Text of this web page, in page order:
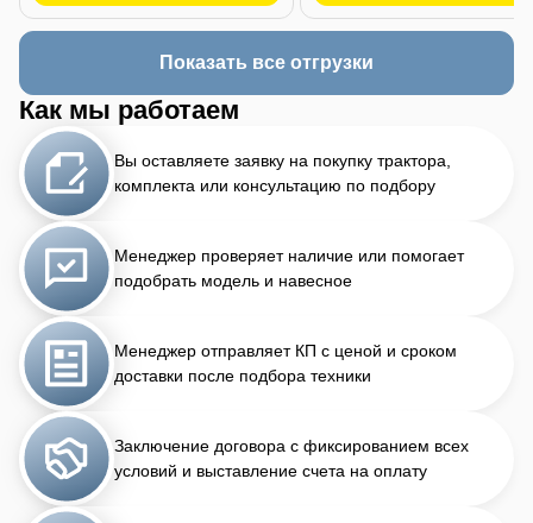
Показать все отгрузки
Как мы работаем
Вы оставляете заявку на покупку трактора,
комплекта или консультацию по подбору
Менеджер проверяет наличие или помогает
подобрать модель и навесное
Менеджер отправляет КП с ценой и сроком
доставки после подбора техники
Заключение договора с фиксированием всех
условий и выставление счета на оплату